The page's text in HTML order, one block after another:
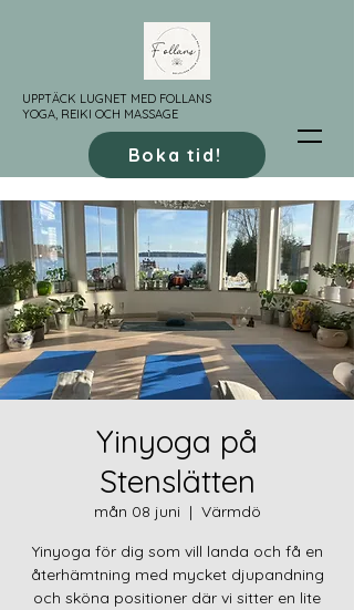
UPPTÄCK LUGNET MED FOLLANS
YOGA, REIKI OCH MASSAGE
Boka tid!
Yinyoga på
Stenslätten
mån 08 juni
  |
Värmdö
Yinyoga för dig som vill landa och få en
återhämtning med mycket djupandning
och sköna positioner där vi sitter en lite